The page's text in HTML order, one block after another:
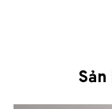
Sản